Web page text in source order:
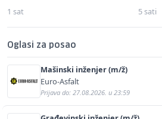
1 sat 5 sati
Oglasi za posao
Mašinski inženjer (m/ž)
Euro-Asfalt
Prijava do: 27.08.2026. u 23:59